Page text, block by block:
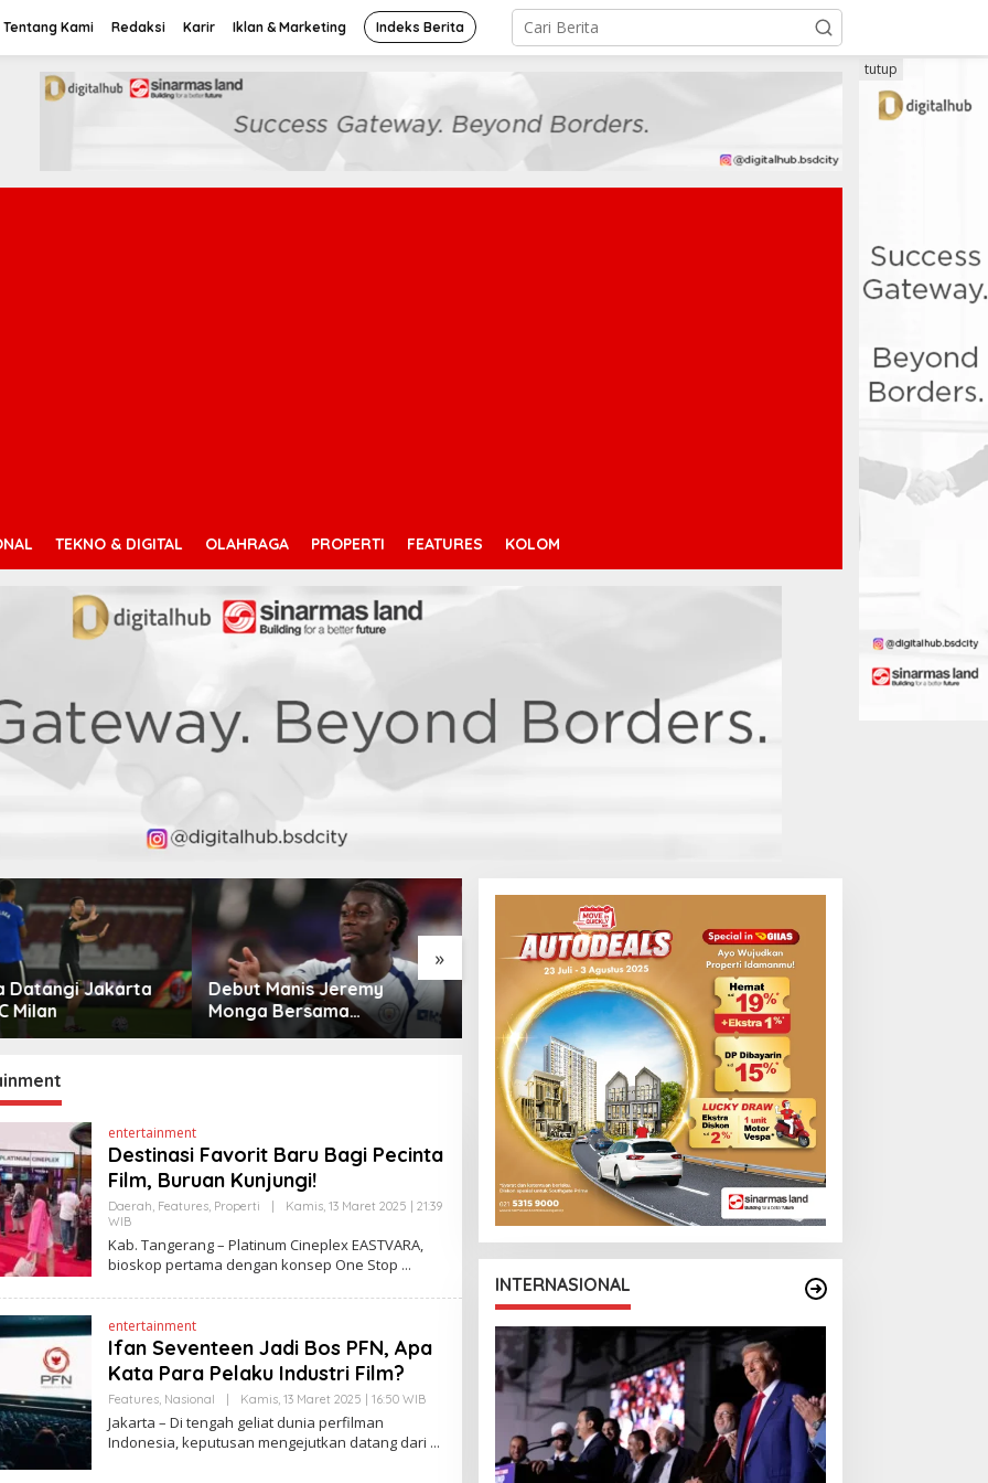
Tentang Kami Redaksi Karir Iklan & Marketing Indeks Berita
TEKNO & DIGITAL OLAHRAGA PROPERTI FEATURES KOLOM
tutup
»
Jeremy
City
Mohamed Salah Berlabuh
ke Klub Turki
Pendaftaran Istana Dibuka,
Warga Berebut Kuota
Atletico Madrid Incar
Cristian Romero
entertainment
Destinasi Favorit Baru Bagi Pecinta
Film, Buruan Kunjungi!
Daerah, Features, Properti |
Kamis, 13 Maret 2025 | 21:39
WIBO
E
H
E
D
R
A
N
E
W
S
L
I
Kab. Tangerang – Platinum Cineplex EASTVARA,
bioskop pertama dengan konsep One Stop
entertainment
Ifan Seventeen Jadi Bos PFN, Apa
Kata Para Pelaku Industri Film?
Features, Nasional | Kamis, 13 Maret 2025 | 16:50 WIBO
H
Jakarta – Di tengah geliat dunia perfilman
Indonesia, keputusan mengejutkan datang dari
INTERNASIONAL